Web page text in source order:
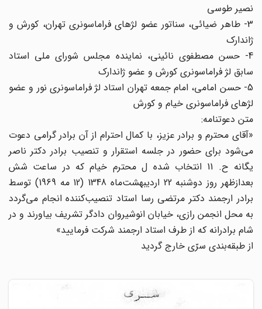
نصیر طوسی
3- طاهر ضیائی، سناتور عضو لژهای فراماسونری تهران، کورش و
ژاندارک
4- حسن مصطفوی نائینی، نماینده مجلس شورای ملی استاد
سابق لژ فراماسونری کورش و عضو ژاندارک
5- حسن امامی، امام جمعه تهران استاد لژ فراماسونری نور و عضو
لژهای فراماسونری خیام و کورش
متن دعوتنامه:
«آقای محترم و برادر عزیز، با کمال احترام از آن برادر گرامی دعوت
می‌شود برای حضور در جلسه استقرار و تنصیب برادر دکتر ناصر
یگانه ح. 11 انتخاب شده ل محترم خیام که در ساعت شش
بعدازظهر روز دوشنبه 22 اردیبهشت‌ماه 1348 (12 مه 1969) توسط
برادر ارجمند دکتر مرتضی رسا استاد تنصیب‌کننده انجام می‌گردد
به محل انجمن رازی، خیابان انوشیروان دادگر تشریف بیاورند و در
شام برادرانه که از طرف استاد ارجمند شرکت فرمایید»
از طبقه‌بندی سرّی خارج گردید